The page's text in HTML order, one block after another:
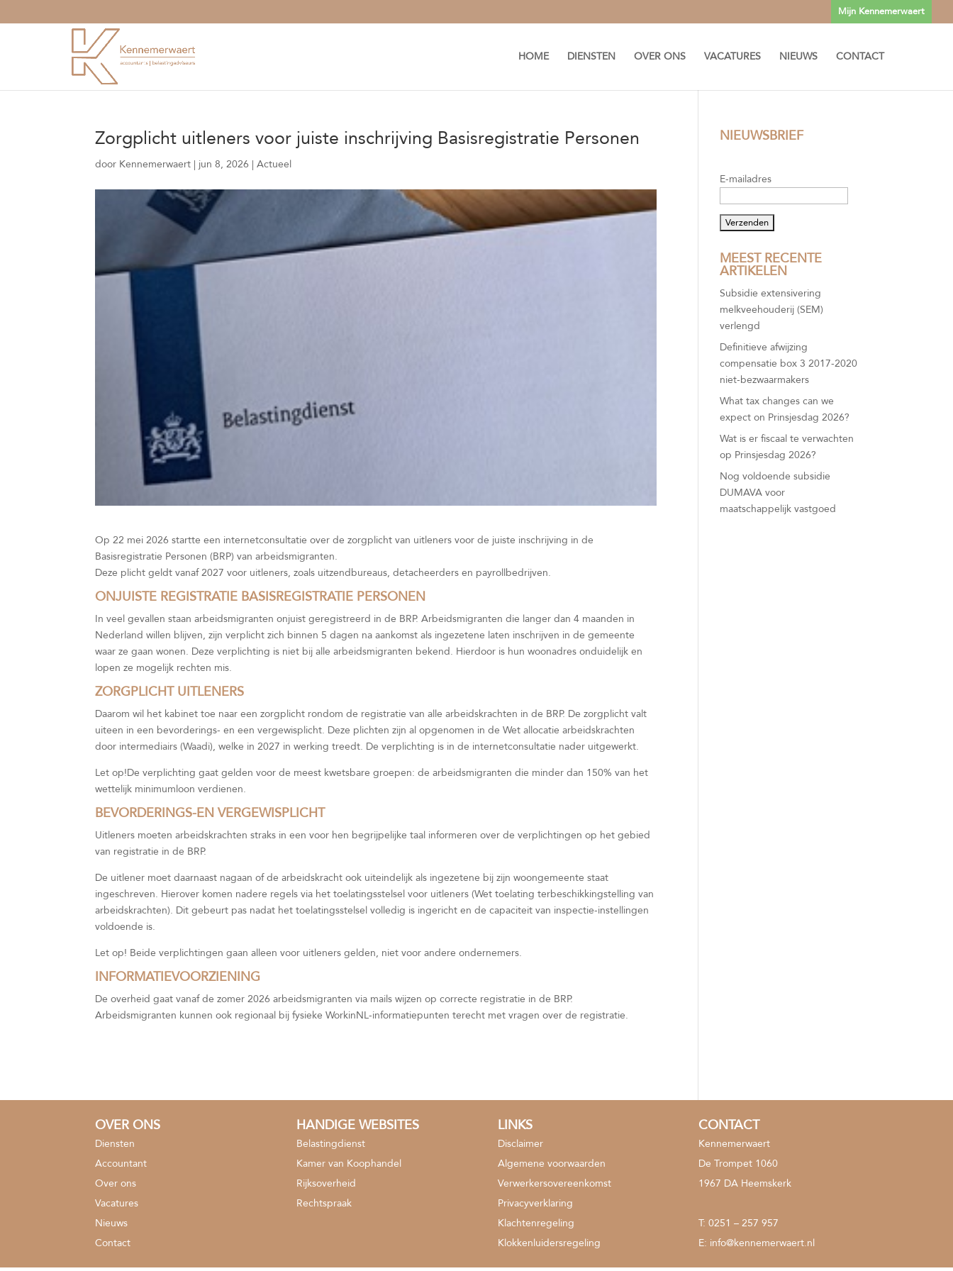
Mijn Kennemerwaert
HOME DIENSTEN OVER ONS VACATURES NIEUWS CONTACT
Zorgplicht uitleners voor juiste inschrijving Basisregistratie Personen
door Kennemerwaert | jun 8, 2026 |Actueel
Op 22 mei 2026 startte een internetconsultatie over de zorgplicht van uitleners voor de juiste inschrijving in de
Basisregistratie Personen (BRP) van arbeidsmigranten.
Deze plicht geldt vanaf 2027 voor uitleners, zoals uitzendbureaus, detacheerders en payrollbedrijven.
ONJUISTE REGISTRATIE BASISREGISTRATIE PERSONEN
In veel gevallen staan arbeidsmigranten onjuist geregistreerd in de BRP. Arbeidsmigranten die langer dan 4 maanden in
Nederland willen blijven, zijn verplicht zich binnen 5 dagen na aankomst als ingezetene laten inschrijven in de gemeente
waar ze gaan wonen. Deze verplichting is niet bij alle arbeidsmigranten bekend. Hierdoor is hun woonadres onduidelijk en
lopen ze mogelijk rechten mis.
ZORGPLICHT UITLENERS
Daarom wil het kabinet toe naar een zorgplicht rondom de registratie van alle arbeidskrachten in de BRP. De zorgplicht valt
uiteen in een bevorderings- en een vergewisplicht. Deze plichten zijn al opgenomen in de Wet allocatie arbeidskrachten
door intermediairs (Waadi), welke in 2027 in werking treedt. De verplichting is in de internetconsultatie nader uitgewerkt.
Let op!De verplichting gaat gelden voor de meest kwetsbare groepen: de arbeidsmigranten die minder dan 150% van het
wettelijk minimumloon verdienen.
BEVORDERINGS-EN VERGEWISPLICHT
Uitleners moeten arbeidskrachten straks in een voor hen begrijpelijke taal informeren over de verplichtingen op het gebied
van registratie in de BRP.
De uitlener moet daarnaast nagaan of de arbeidskracht ook uiteindelijk als ingezetene bij zijn woongemeente staat
ingeschreven. Hierover komen nadere regels via het toelatingsstelsel voor uitleners (Wet toelating terbeschikkingstelling van
arbeidskrachten). Dit gebeurt pas nadat het toelatingsstelsel volledig is ingericht en de capaciteit van inspectie-instellingen
voldoende is.
Let op! Beide verplichtingen gaan alleen voor uitleners gelden, niet voor andere ondernemers.
INFORMATIEVOORZIENING
De overheid gaat vanaf de zomer 2026 arbeidsmigranten via mails wijzen op correcte registratie in de BRP.
Arbeidsmigranten kunnen ook regionaal bij fysieke WorkinNL-informatiepunten terecht met vragen over de registratie.
NIEUWSBRIEF
E-mailadres
MEEST RECENTE
ARTIKELEN
Subsidie extensivering
melkveehouderij (SEM)
verlengd
Definitieve afwijzing
compensatie box 3 2017-2020
niet-bezwaarmakers
What tax changes can we
expect on Prinsjesdag 2026?
Wat is er fiscaal te verwachten
op Prinsjesdag 2026?
Nog voldoende subsidie
DUMAVA voor
maatschappelijk vastgoed
OVER ONS
Diensten
Accountant
Over ons
Vacatures
Nieuws
Contact
HANDIGE WEBSITES
Belastingdienst
Kamer van Koophandel
Rijksoverheid
Rechtspraak
LINKS
Disclaimer
Algemene voorwaarden
Verwerkersovereenkomst
Privacyverklaring
Klachtenregeling
Klokkenluidersregeling
CONTACT
Kennemerwaert
De Trompet 1060
1967 DA Heemskerk
T:0251 – 257 957
E: info@kennemerwaert.nl